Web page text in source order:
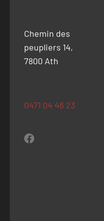
Chemin des
peupliers 14,
7800 Ath
0471 04 46 23